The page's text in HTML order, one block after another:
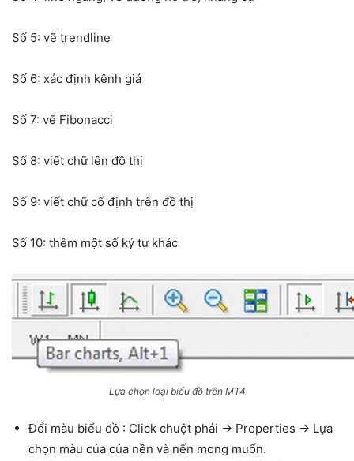
Số 5: vẽ trendline
Số 6: xác định kênh giá
Số 7: vẽ Fibonacci
Số 8: viết chữ lên đồ thị
Số 9: viết chữ cố định trên đồ thị
Số 10: thêm một số ký tự khác
Lựa chọn loại biểu đồ trên MT4
Đổi màu biểu đồ : Click chuột phải → Properties → Lựa
chọn màu của của nền và nến mong muốn.